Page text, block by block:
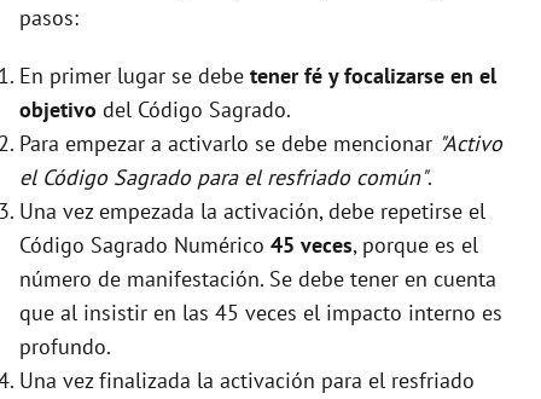
pasos:
En primer lugar se debe tener fé y focalizarse en el
objetivo del Código Sagrado.
Para empezar a activarlo se debe mencionar "Activo
el Código Sagrado para el resfriado común".
Una vez empezada la activación, debe repetirse el
Código Sagrado Numérico 45 veces, porque es el
número de manifestación. Se debe tener en cuenta
que al insistir en las 45 veces el impacto interno es
profundo.
Una vez finalizada la activación para el resfriado